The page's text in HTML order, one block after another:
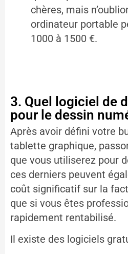
chères, mais
ordinateur portable
1000 à 1500 €.
3. Quel logiciel de
pour le dessin
Après avoir défini votre
tablette graphique,
que vous utiliserez pour
ces derniers peuvent
coût significatif sur la
que si vous êtes
rapidement rentabilisé.
Il existe des logiciels